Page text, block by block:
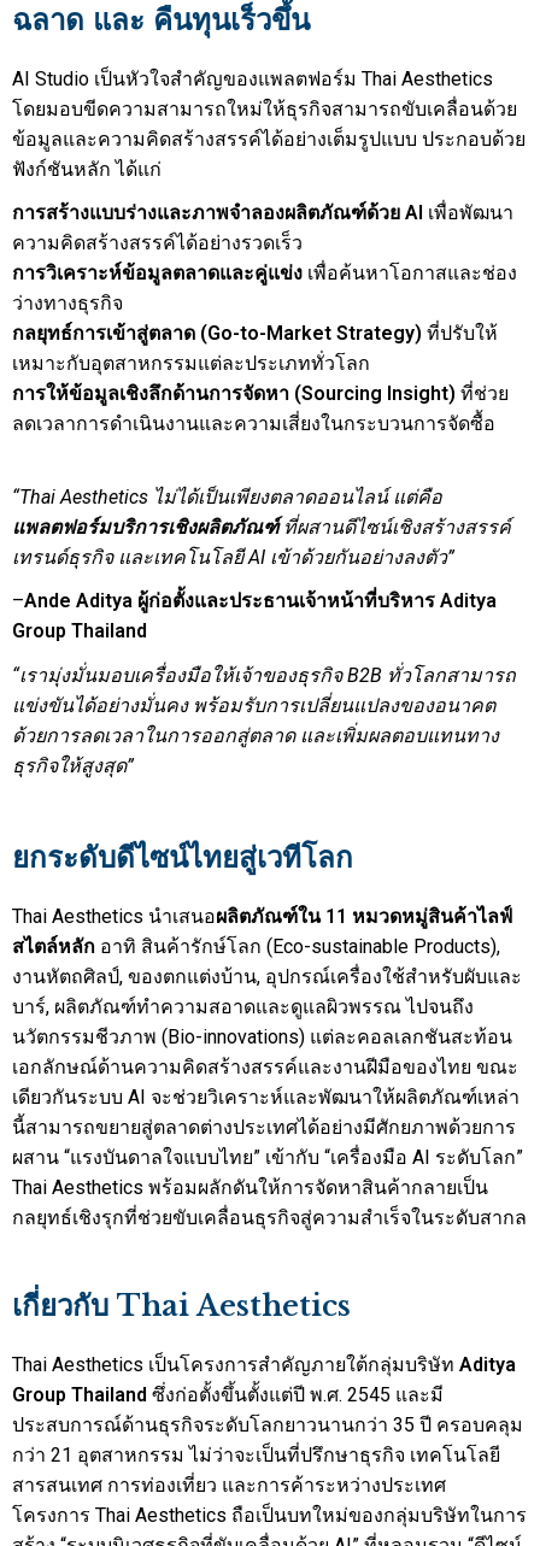
ฉลาด และ คืนทุนเร็วขึ้น
AI Studio เป็นหัวใจสำคัญของแพลตฟอร์ม Thai Aesthetics
โดยมอบขีดความสามารถใหม่ให้ธุรกิจสามารถขับเคลื่อนด้วย
ข้อมูลและความคิดสร้างสรรค์ได้อย่างเต็มรูปแบบ ประกอบด้วย
ฟังก์ชันหลัก ได้แก่
การสร้างแบบร่างและภาพจำลองผลิตภัณฑ์ด้วย AI เพื่อพัฒนา
ความคิดสร้างสรรค์ได้อย่างรวดเร็ว
การวิเคราะห์ข้อมูลตลาดและคู่แข่ง เพื่อค้นหาโอกาสและช่อง
ว่างทางธุรกิจ
กลยุทธ์การเข้าสู่ตลาด (Go-to-Market Strategy) ที่ปรับให้
เหมาะกับอุตสาหกรรมแต่ละประเภททั่วโลก
การให้ข้อมูลเชิงลึกด้านการจัดหา (Sourcing Insight) ที่ช่วย
ลดเวลาการดำเนินงานและความเสี่ยงในกระบวนการจัดซื้อ
“Thai Aesthetics ไม่ได้เป็นเพียงตลาดออนไลน์ แต่คือ
แพลตฟอร์มบริการเชิงผลิตภัณฑ์ ที่ผสานดีไซน์เชิงสร้างสรรค์
เทรนด์ธุรกิจ และเทคโนโลยีAI เข้าด้วยกันอย่างลงตัว”
–Ande Aditya ผู้ก่อตั้งและประธานเจ้าหน้าที่บริหาร Aditya
Group Thailand
“เรามุ่งมั่นมอบเครื่องมือให้เจ้าของธุรกิจB2B ทั่วโลกสามารถ
แข่งขันได้อย่างมั่นคง พร้อมรับการเปลี่ยนแปลงของอนาคต
ด้วยการลดเวลาในการออกสู่ตลาด และเพิ่มผลตอบแทนทาง
ธุรกิจให้สูงสุด”
ยกระดับดีไซน์ไทยสู่เวทีโลก
Thai Aesthetics นำเสนอผลิตภัณฑ์ใน 11 หมวดหมู่สินค้าไลฟ์
สไตล์หลัก อาทิ สินค้ารักษ์โลก (Eco-sustainable Products),
งานหัตถศิลป์, ของตกแต่งบ้าน, อุปกรณ์เครื่องใช้สำหรับผับและ
บาร์, ผลิตภัณฑ์ทำความสอาดและดูแลผิวพรรณ ไปจนถึง
นวัตกรรมชีวภาพ (Bio-innovations) แต่ละคอลเลกชันสะท้อน
เอกลักษณ์ด้านความคิดสร้างสรรค์และงานฝีมือของไทย ขณะ
เดียวกันระบบ AI จะช่วยวิเคราะห์และพัฒนาให้ผลิตภัณฑ์เหล่า
นี้สามารถขยายสู่ตลาดต่างประเทศได้อย่างมีศักยภาพด้วยการ
ผสาน “แรงบันดาลใจแบบไทย” เข้ากับ “เครื่องมือ AI ระดับโลก”
Thai Aesthetics พร้อมผลักดันให้การจัดหาสินค้ากลายเป็น
กลยุทธ์เชิงรุกที่ช่วยขับเคลื่อนธุรกิจสู่ความสำเร็จในระดับสากล
เกี่ยวกับ Thai Aesthetics
Thai Aesthetics เป็นโครงการสำคัญภายใต้กลุ่มบริษัท Aditya
Group Thailand ซึ่งก่อตั้งขึ้นตั้งแต่ปี พ.ศ. 2545 และมี
ประสบการณ์ด้านธุรกิจระดับโลกยาวนานกว่า 35 ปี ครอบคลุม
กว่า 21 อุตสาหกรรม ไม่ว่าจะเป็นที่ปรึกษาธุรกิจ เทคโนโลยี
สารสนเทศ การท่องเที่ยว และการค้าระหว่างประเทศ
โครงการ Thai Aesthetics ถือเป็นบทใหม่ของกลุ่มบริษัทในการ